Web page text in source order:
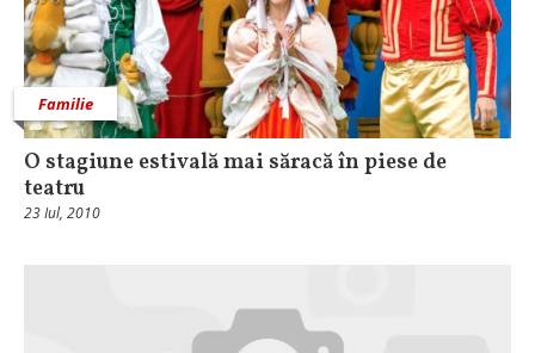
Familie
O stagiune estivală mai săracă în piese de
teatru
23 Iul, 2010